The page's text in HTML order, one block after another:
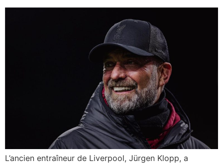
L’ancien entraîneur de Liverpool, Jürgen Klopp, a